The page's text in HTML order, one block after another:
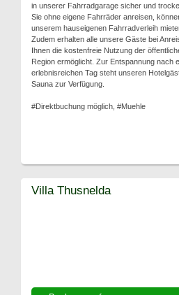
in unserer Fahrradgarage sicher und
Sie ohne eigene Fahrräder anreisen,
unserem hauseigenen Fahrradverleih
Zudem erhalten alle unsere Gäste bei
Ihnen die kostenfreie Nutzung der
Region ermöglicht. Zur Entspannung nach
erlebnisreichen Tag steht unseren
Sauna zur Verfügung.
#Direktbuchung möglich, #Muehle
Villa Thusnelda